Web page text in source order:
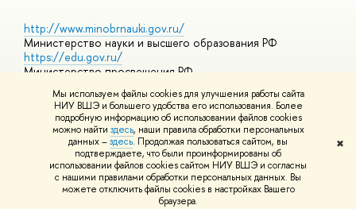
Мы используем файлы cookies для улучшения работы сайта
НИУ ВШЭ и большего удобства его использования. Более
подробную информацию об использовании файлов cookies
можно найти здесь, наши правила обработки персональных
данных –здесь. Продолжая пользоваться сайтом, вы
подтверждаете, что были проинформированы об
использовании файлов cookies сайтом НИУ ВШЭ и согласны
с нашими правилами обработки персональных данных. Вы
можете отключить файлы cookies в настройках Вашего
браузера.
✖
http://www.minobrnauki.gov.ru/
Министерство науки и высшего образования РФ
https://edu.gov.ru/
Министерство просвещения РФ
Массовые открытые онлайн-курсы
© НИУ ВШЭ 1993–2026 Адреса и контактыУсловия
использования материалов Политика конфиденциальности
Шрифты HSE Sans и HSE Slab разработаны вШколе дизайна НИУ